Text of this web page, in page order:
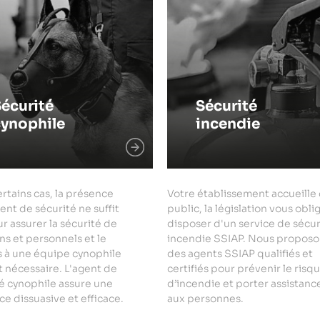
cas, la présence
de sécurité ne suffit
assurer la sécurité de
et personnels et le
à une équipe cynophile
nécessaire. L'agent de
cynophile assure une
dissuasive et efficace.
Sécurité
incendie
Votre établissement accueille
public, la législation vous
disposer d'un service de
incendie SSIAP. Nous
des agents SSIAP qualifiés et
certifiés pour prévenir le
d’incendie et porter
aux personnes.